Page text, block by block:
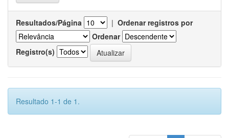
Resultados/Página | Ordenar registros por
Ordenar
Registro(s)
Resultado 1-1 de 1.